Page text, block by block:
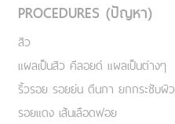
PROCEDURES (ปัญหา)
สิว
แผลเป็นสิว คีลอยด์ แผลเป็นต่างๆ
ริ้วรอย รอยย่น ตีนกา ยกกระชับผิว
รอยแดง เส้นเลือดฟอย